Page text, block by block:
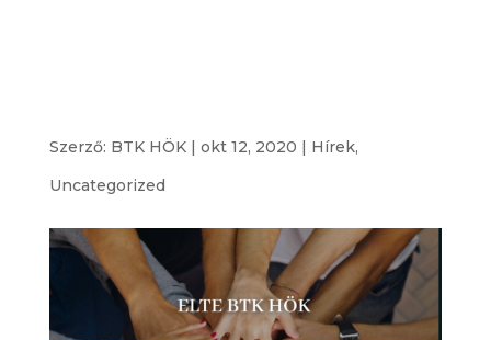
Szerző: BTK HÖK| okt 12, 2020 | Hírek,
Uncategorized